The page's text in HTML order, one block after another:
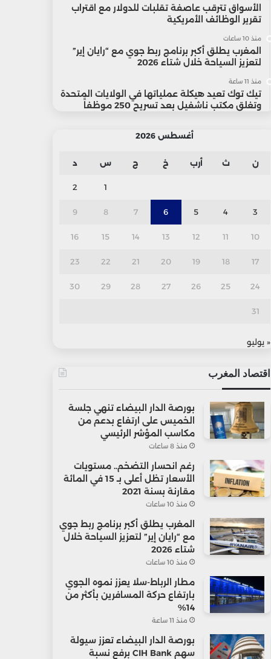
الأسواق تترقب عاصفة تقلبات للدولار مع اقتراب
تقرير الوظائف الأمريكية
منذ 10 ساعات
المغرب يطلق أكبر برنامج ربط جوي مع “رايان إير”
لتعزيز السياحة خلال شتاء 2026
منذ 11 ساعة
تيك توك تعيد هيكلة عملياتها في الولايات المتحدة
وتغلق مكتب ناشفيل بعد تسريح 250 موظفاً
أغسطس 2026
ن ث أرب خ ج س د
1
2
3
4
5
6
7
8
9
10
11
12
13
14
15
16
17
18
19
20
21
22
23
24
25
26
27
28
29
30
31
« يوليو
اقتصاد المغرب
بورصة الدار البيضاء تنهي جلسة
الخميس على ارتفاع بدعم من
مكاسب المؤشر الرئيسي
منذ 8 ساعات
رغم انحسار التضخم.. مستويات
الأسعار تظل أعلى بـ 15 في المائة
مقارنة بسنة 2021
منذ 10 ساعات
المغرب يطلق أكبر برنامج ربط جوي
مع “رايان إير” لتعزيز السياحة خلال
شتاء 2026
منذ 10 ساعات
مطار الرباط-سلا يعزز نموه الجوي
بارتفاع حركة المسافرين بأكثر من
14%
منذ 11 ساعة
بورصة الدار البيضاء تعزز سيولة
سهم CIH Bank برفع نسبة